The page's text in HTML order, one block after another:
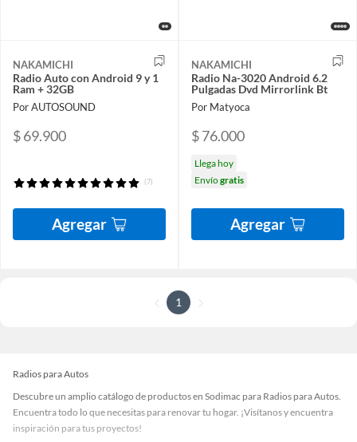
NAKAMICHI
Radio Auto con Android 9 y 1
Ram + 32GB
Por AUTOSOUND
$ 69.900
(7)
Agregar
NAKAMICHI
Radio Na-3020 Android 6.2
Pulgadas Dvd Mirrorlink Bt
Por Matyoca
$ 76.000
Llega hoy
Envíogratis
Agregar
1
Radios para Autos
Descubre un amplio catálogo de productos en Sodimac para Radios para Autos.
Encuentra todo lo que necesitas para renovar tu hogar. ¡Visítanos y encuentra
inspiración para tus proyectos!